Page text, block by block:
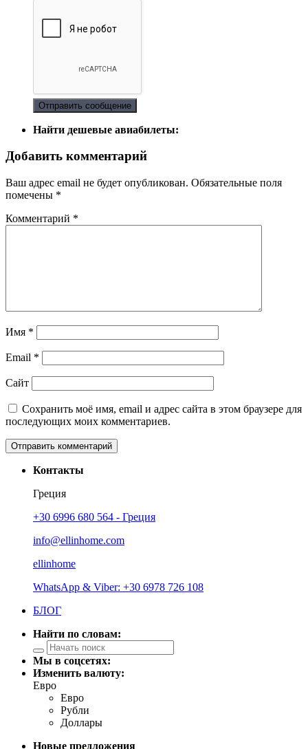
Отправить сообщение
Найти дешевые авиабилеты:
Добавить комментарий
Ваш адрес email не будет опубликован. Обязательные поля
помечены *
Комментарий *
Имя *
Email *
Сайт
Сохранить моё имя, email и адрес сайта в этом браузере для
последующих моих комментариев.
Контакты
Греция
+30 6996 680 564 - Греция
info@ellinhome.com
ellinhome
WhatsApp & Viber: +30 6978 726 108
БЛОГ
Найти по словам:
Мы в соцсетях:
Изменить валюту:
Евро
Евро
Рубли
Доллары
Новые предложения